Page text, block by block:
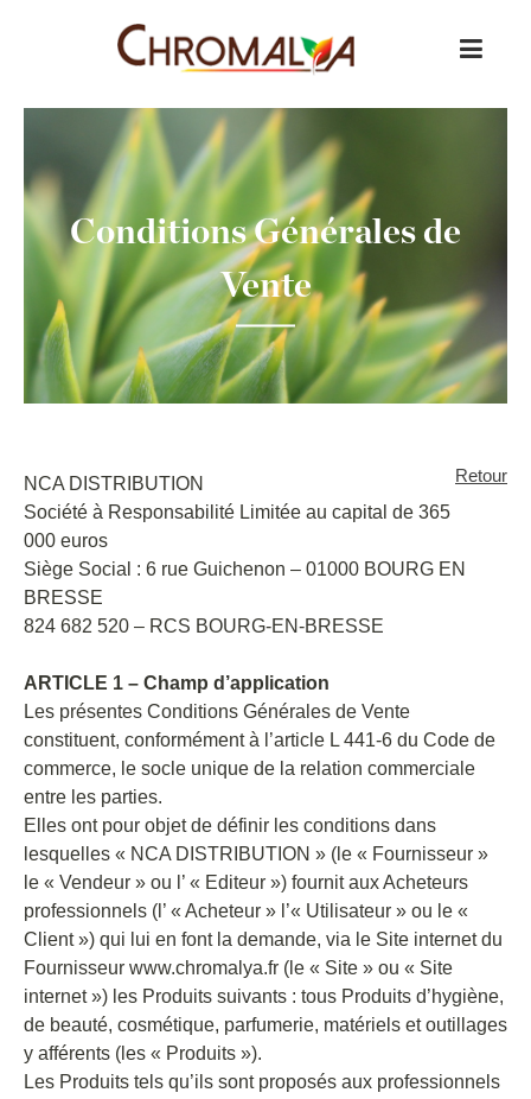
Conditions Générales de
Vente
Retour
NCA DISTRIBUTION
Société à Responsabilité Limitée au capital de 365
000 euros
Siège Social : 6 rue Guichenon – 01000 BOURG EN
BRESSE
824 682 520 – RCS BOURG-EN-BRESSE
ARTICLE 1 – Champ d’application
Les présentes Conditions Générales de Vente
constituent, conformément à l’article L 441-6 du Code de
commerce, le socle unique de la relation commerciale
entre les parties.
Elles ont pour objet de définir les conditions dans
lesquelles « NCA DISTRIBUTION » (le « Fournisseur »
le « Vendeur » ou l’ « Editeur ») fournit aux Acheteurs
professionnels (l’ « Acheteur » l’« Utilisateur » ou le «
Client ») qui lui en font la demande, via le Site internet du
Fournisseur www.chromalya.fr (le « Site » ou « Site
internet ») les Produits suivants : tous Produits d’hygiène,
de beauté, cosmétique, parfumerie, matériels et outillages
y afférents (les « Produits »).
Les Produits tels qu’ils sont proposés aux professionnels